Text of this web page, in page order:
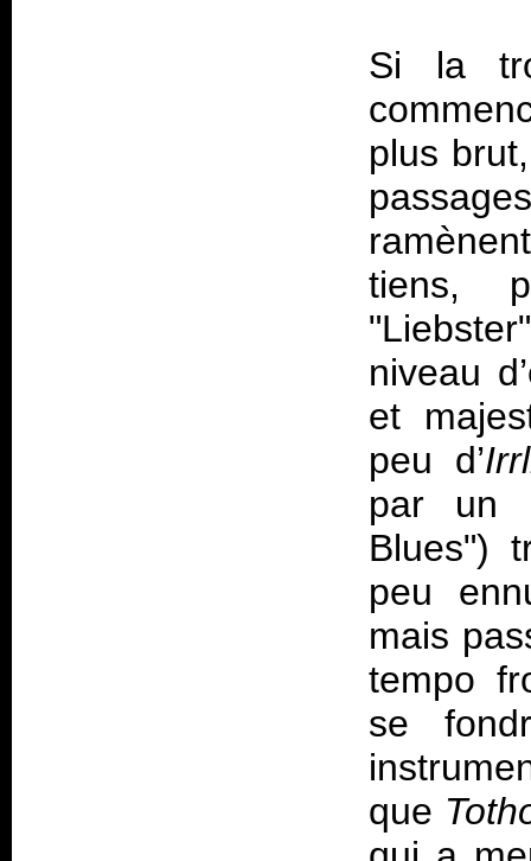
Si la
plus
tiens,
niveau
et
peu d’
par un
Blues")
peu
mais
tempo
se
que